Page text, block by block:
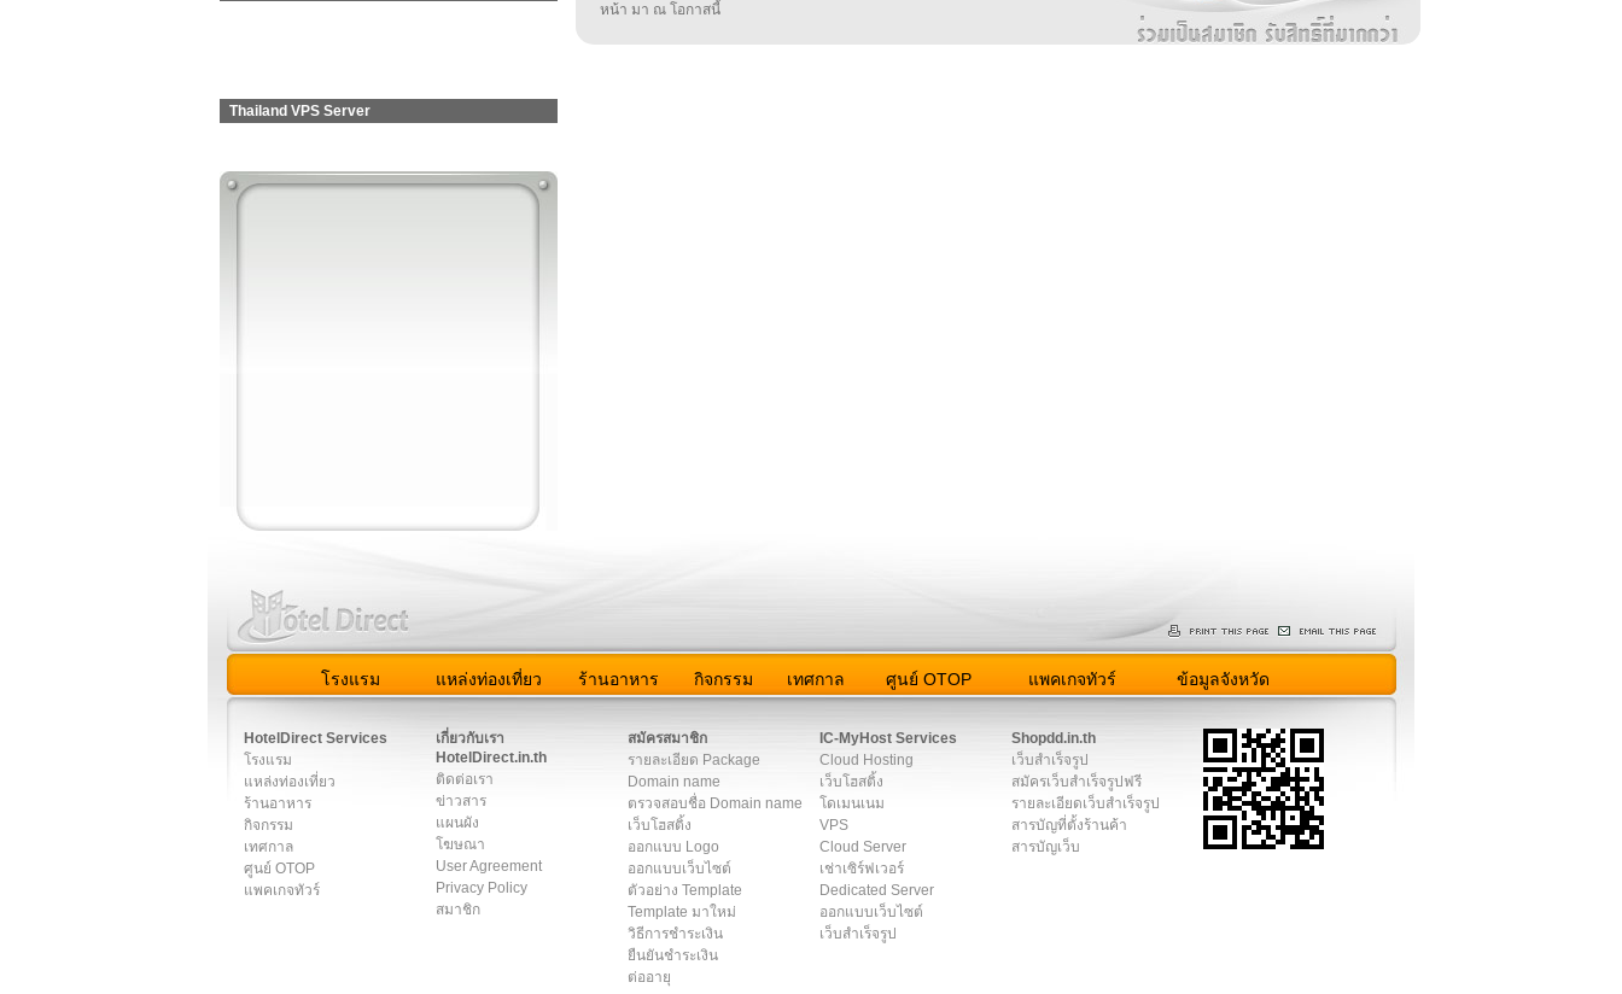
Thailand VPS Server
หน้า มา ณ โอกาสนี้
โรงแรม แหล่งท่องเที่ยว ร้านอาหาร กิจกรรม เทศกาล ศูนย์ OTOP แพคเกจทัวร์ ข้อมูลจังหวัด
HotelDirect Services
โรงแรม
แหล่งท่องเที่ยว
ร้านอาหาร
กิจกรรม
เทศกาล
ศูนย์ OTOP
แพคเกจทัวร์
เกี่ยวกับเรา
HotelDirect.in.th
ติดต่อเรา
ข่าวสาร
แผนผัง
โฆษณา
User Agreement
Privacy Policy
สมาชิก
สมัครสมาชิก
รายละเอียด Package
Domain name
ตรวจสอบชื่อ Domain name
เว็บโฮสติ้ง
ออกแบบ Logo
ออกแบบเว็บไซต์
ตัวอย่าง Template
Template มาใหม่
วิธีการชำระเงิน
ยืนยันชำระเงิน
ต่ออายุ
IC-MyHost Services
Cloud Hosting
เว็บโฮสติ้ง
โดเมนเนม
VPS
Cloud Server
เช่าเซิร์ฟเวอร์
Dedicated Server
ออกแบบเว็บไซต์
เว็บสำเร็จรูป
Shopdd.in.th
เว็บสำเร็จรูป
สมัครเว็บสำเร็จรูปฟรี
รายละเอียดเว็บสำเร็จรูป
สารบัญที่ตั้งร้านค้า
สารบัญเว็บ